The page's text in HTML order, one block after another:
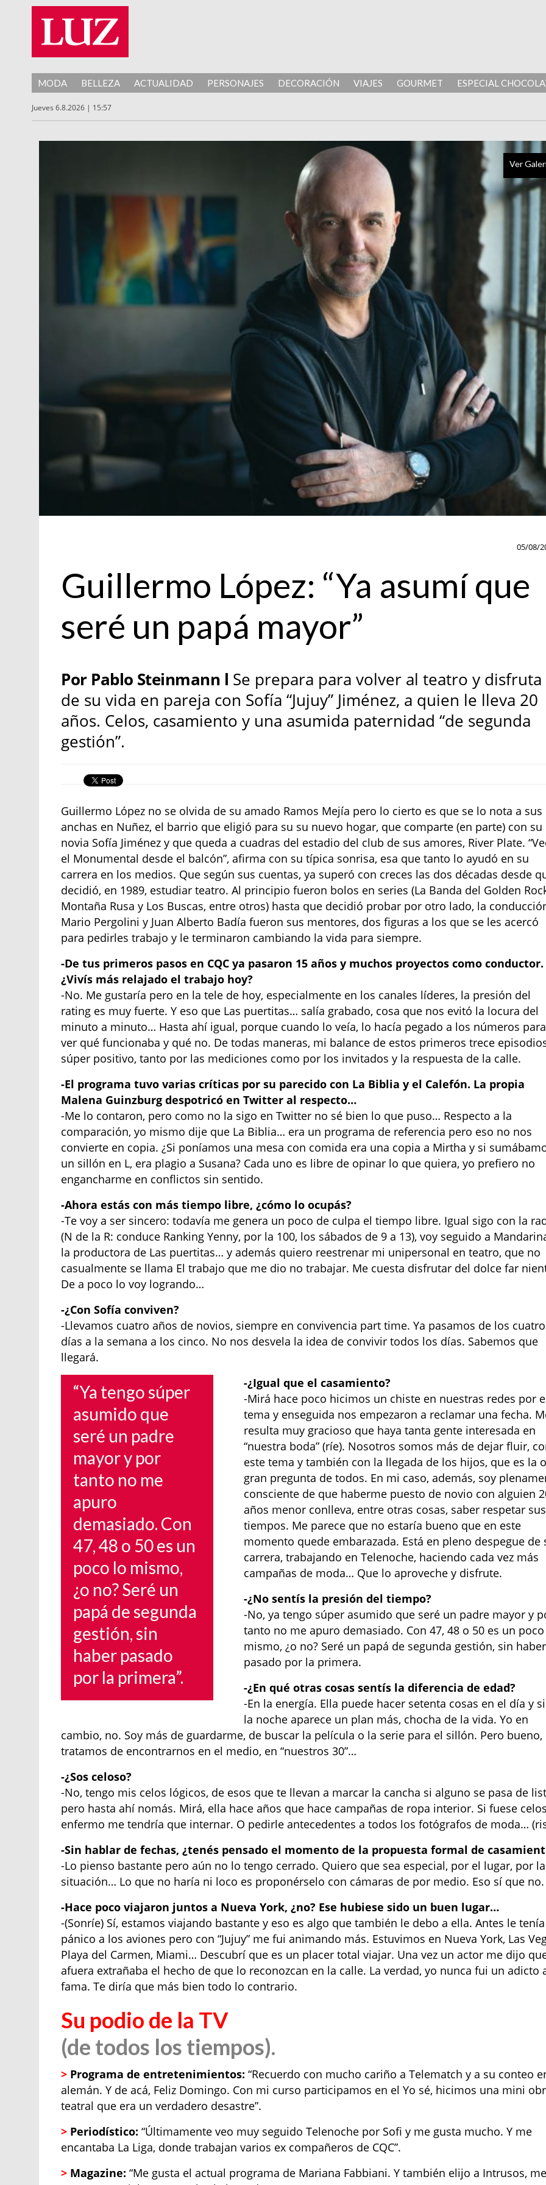
MODA BELLEZA ACTUALIDAD PERSONAJES DECORACIÓN VIAJES GOURMET ESPECIAL
Jueves 6.8.2026 | 15:57
Ver
05/08/
Guillermo López: “Ya asumí que
seré un papá mayor”
Por Pablo Steinmann l Se prepara para volver al teatro y disfruta
de su vida en pareja con Sofía “Jujuy” Jiménez, a quien le lleva 20
años. Celos, casamiento y una asumida paternidad “de segunda
gestión”.
Guillermo López no se olvida de su amado Ramos Mejía pero lo cierto es que se lo nota a sus
anchas en Nuñez, el barrio que eligió para su su nuevo hogar, que comparte (en parte) con su
novia Sofía Jiménez y que queda a cuadras del estadio del club de sus amores, River Plate.
el Monumental desde el balcón”, afirma con su típica sonrisa, esa que tanto lo ayudó en su
carrera en los medios. Que según sus cuentas, ya superó con creces las dos décadas desde
decidió, en 1989, estudiar teatro. Al principio fueron bolos en series (La Banda del Golden
Montaña Rusa y Los Buscas, entre otros) hasta que decidió probar por otro lado, la
Mario Pergolini y Juan Alberto Badía fueron sus mentores, dos figuras a los que se les acercó
para pedirles trabajo y le terminaron cambiando la vida para siempre.
-De tus primeros pasos en CQC ya pasaron 15 años y muchos proyectos como conductor.
¿Vivís más relajado el trabajo hoy?
-No. Me gustaría pero en la tele de hoy, especialmente en los canales líderes, la presión del
rating es muy fuerte. Y eso que Las puertitas… salía grabado, cosa que nos evitó la locura del
minuto a minuto… Hasta ahí igual, porque cuando lo veía, lo hacía pegado a los números para
ver qué funcionaba y qué no. De todas maneras, mi balance de estos primeros trece
súper positivo, tanto por las mediciones como por los invitados y la respuesta de la calle.
-El programa tuvo varias críticas por su parecido con La Biblia y el Calefón. La propia
Malena Guinzburg despotricó en Twitter al respecto…
-Me lo contaron, pero como no la sigo en Twitter no sé bien lo que puso… Respecto a la
comparación, yo mismo dije que La Biblia… era un programa de referencia pero eso no nos
convierte en copia. ¿Si poníamos una mesa con comida era una copia a Mirtha y si
un sillón en L, era plagio a Susana? Cada uno es libre de opinar lo que quiera, yo prefiero no
engancharme en conflictos sin sentido.
-Ahora estás con más tiempo libre, ¿cómo lo ocupás?
-Te voy a ser sincero: todavía me genera un poco de culpa el tiempo libre. Igual sigo con la
(N de la R: conduce Ranking Yenny, por la 100, los sábados de 9 a 13), voy seguido a
la productora de Las puertitas… y además quiero reestrenar mi unipersonal en teatro, que no
casualmente se llama El trabajo que me dio no trabajar. Me cuesta disfrutar del dolce far
De a poco lo voy logrando…
-¿Con Sofía conviven?
-Llevamos cuatro años de novios, siempre en convivencia part time. Ya pasamos de los cuatro
días a la semana a los cinco. No nos desvela la idea de convivir todos los días. Sabemos que
llegará.
“Ya tengo súper
asumido que
seré un padre
mayor y por
tanto no me
apuro
demasiado. Con
47, 48 o 50 es un
poco lo mismo,
¿o no? Seré un
papá de segunda
gestión, sin
haber pasado
por la primera”.
-¿Igual que el casamiento?
-Mirá hace poco hicimos un chiste en nuestras redes por
tema y enseguida nos empezaron a reclamar una fecha.
resulta muy gracioso que haya tanta gente interesada en
“nuestra boda” (ríe). Nosotros somos más de dejar fluir,
este tema y también con la llegada de los hijos, que es la
gran pregunta de todos. En mi caso, además, soy
consciente de que haberme puesto de novio con alguien
años menor conlleva, entre otras cosas, saber respetar sus
tiempos. Me parece que no estaría bueno que en este
momento quede embarazada. Está en pleno despegue de
carrera, trabajando en Telenoche, haciendo cada vez más
campañas de moda… Que lo aproveche y disfrute.
-¿No sentís la presión del tiempo?
-No, ya tengo súper asumido que seré un padre mayor y
tanto no me apuro demasiado. Con 47, 48 o 50 es un
mismo, ¿o no? Seré un papá de segunda gestión, sin haber
pasado por la primera.
-¿En qué otras cosas sentís la diferencia de edad?
-En la energía. Ella puede hacer setenta cosas en el día y
la noche aparece un plan más, chocha de la vida. Yo en
cambio, no. Soy más de guardarme, de buscar la película o la serie para el sillón. Pero bueno,
tratamos de encontrarnos en el medio, en “nuestros 30”…
-¿Sos celoso?
-No, tengo mis celos lógicos, de esos que te llevan a marcar la cancha si alguno se pasa de
pero hasta ahí nomás. Mirá, ella hace años que hace campañas de ropa interior. Si fuese
enfermo me tendría que internar. O pedirle antecedentes a todos los fotógrafos de moda…
-Sin hablar de fechas, ¿tenés pensado el momento de la propuesta formal de
-Lo pienso bastante pero aún no lo tengo cerrado. Quiero que sea especial, por el lugar, por la
situación… Lo que no haría ni loco es proponérselo con cámaras de por medio. Eso sí que no.
-Hace poco viajaron juntos a Nueva York, ¿no? Ese hubiese sido un buen lugar…
-(Sonríe) Sí, estamos viajando bastante y eso es algo que también le debo a ella. Antes le tenía
pánico a los aviones pero con “Jujuy” me fui animando más. Estuvimos en Nueva York, Las
Playa del Carmen, Miami… Descubrí que es un placer total viajar. Una vez un actor me dijo
afuera extrañaba el hecho de que lo reconozcan en la calle. La verdad, yo nunca fui un adicto
fama. Te diría que más bien todo lo contrario.
Su podio de la TV
(de todos los tiempos).
> Programa de entretenimientos: “Recuerdo con mucho cariño a Telematch y a su conteo
alemán. Y de acá, Feliz Domingo. Con mi curso participamos en el Yo sé, hicimos una mini
teatral que era un verdadero desastre”.
> Periodístico: “Últimamente veo muy seguido Telenoche por Sofi y me gusta mucho. Y me
encantaba La Liga, donde trabajan varios ex compañeros de CQC”.
> Magazine: “Me gusta el actual programa de Mariana Fabbiani. Y también elijo a Intrusos, me